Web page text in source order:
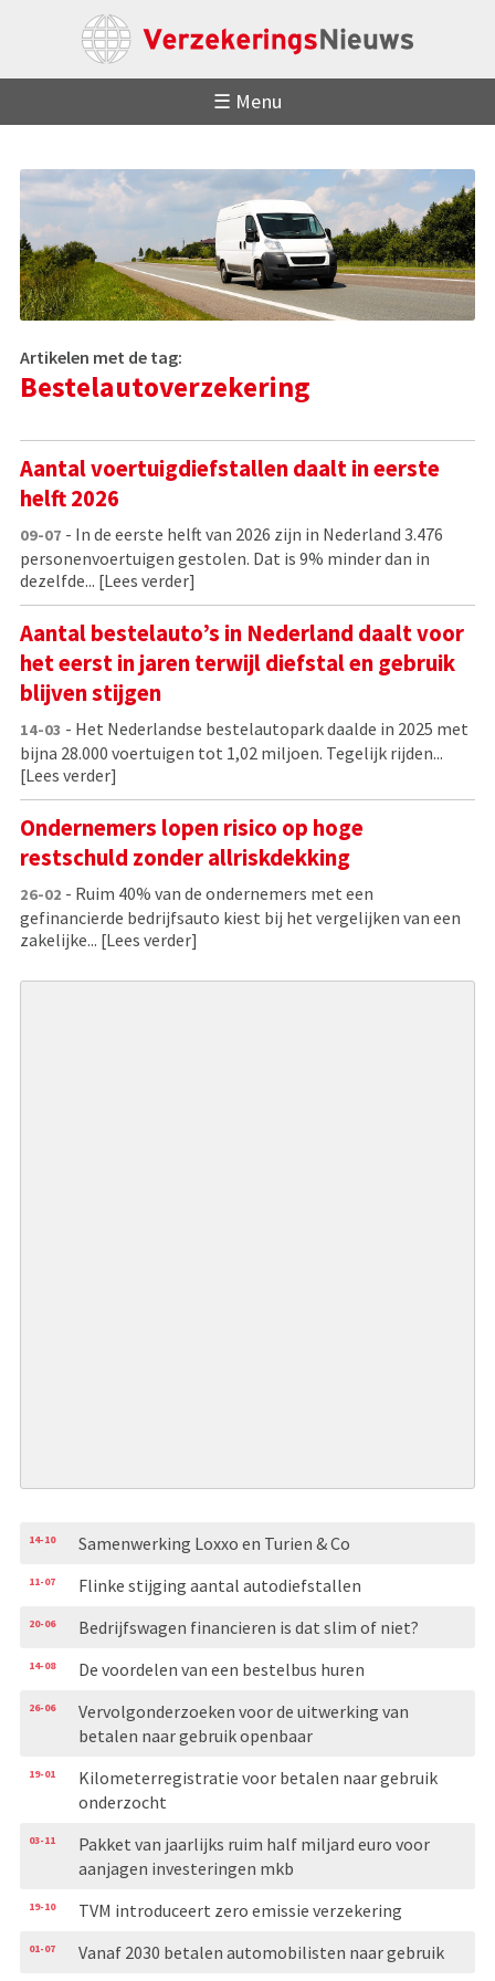
☰ Menu
Artikelen met de tag:
Bestelautoverzekering
Aantal voertuigdiefstallen daalt in eerste
helft 2026
09-07 - In de eerste helft van 2026 zijn in Nederland 3.476
personenvoertuigen gestolen. Dat is 9% minder dan in
dezelfde... [Lees verder]
Aantal bestelauto’s in Nederland daalt voor
het eerst in jaren terwijl diefstal en gebruik
blijven stijgen
14-03 - Het Nederlandse bestelautopark daalde in 2025 met
bijna 28.000 voertuigen tot 1,02 miljoen. Tegelijk rijden...
[Lees verder]
Ondernemers lopen risico op hoge
restschuld zonder allriskdekking
26-02 - Ruim 40% van de ondernemers met een
gefinancierde bedrijfsauto kiest bij het vergelijken van een
zakelijke... [Lees verder]
14-10 Samenwerking Loxxo en Turien & Co
11-07 Flinke stijging aantal autodiefstallen
20-06 Bedrijfswagen financieren is dat slim of niet?
14-08 De voordelen van een bestelbus huren
26-06
Vervolgonderzoeken voor de uitwerking van
betalen naar gebruik openbaar
19-01
Kilometerregistratie voor betalen naar gebruik
onderzocht
03-11
Pakket van jaarlijks ruim half miljard euro voor
aanjagen investeringen mkb
19-10 TVM introduceert zero emissie verzekering
01-07 Vanaf 2030 betalen automobilisten naar gebruik